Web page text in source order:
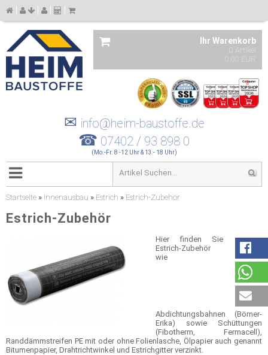
Ihr Warenkorb
0 Artikel
0,00 EUR
✉ info@heim-baustoffe.de
☎ 07402 / 93 898 0
(Mo.-Fr. 8 -12 Uhr & 13 - 18 Uhr)
Startseite » Innenausbau » Estrich » Estrich-Zubehör
Estrich-Zubehör
Hier finden Sie
Estrich-Zubehör
wie
Abdichtungsbahnen (Börner-
Erika) sowie Schüttungen
(Fibotherm, Fermacell),
Randdämmstreifen PE mit oder ohne Folienlasche, Ölpapier auch genannt
Bitumenpapier, Drahtrichtwinkel und Estrichgitter verzinkt.